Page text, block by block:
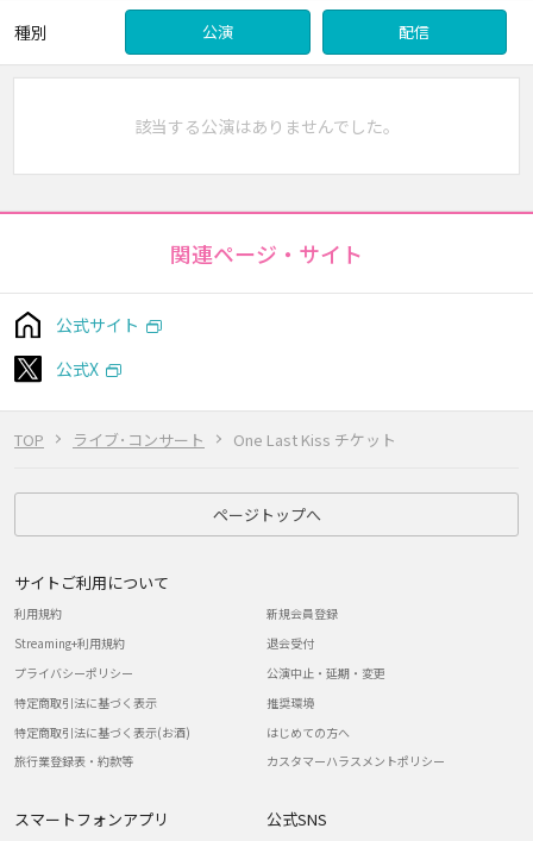
TOP ライブ･コンサート One Last Kiss チケット
種別 公演 配信
該当する公演はありませんでした。
関連ページ・サイト
公式サイト
公式X
ページトップへ
サイトご利用について
利用規約
Streaming+利用規約
プライバシーポリシー
特定商取引法に基づく表示
特定商取引法に基づく表示(お酒)
旅行業登録表・約款等
新規会員登録
退会受付
公演中止・延期・変更
推奨環境
はじめての方へ
カスタマーハラスメントポリシー
スマートフォンアプリ 公式SNS